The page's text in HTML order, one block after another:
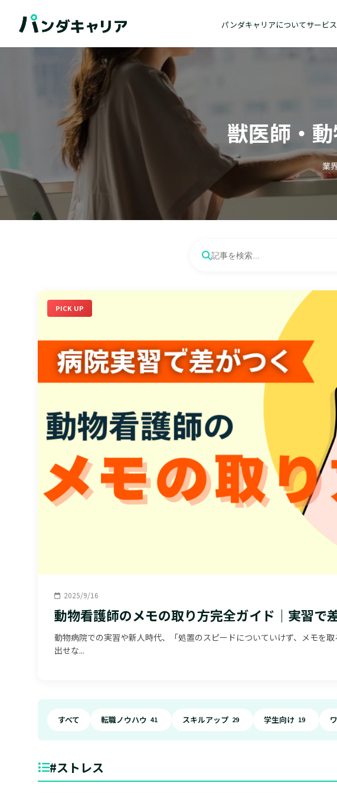
パンダキャリアについてサービ
獣医師・
業
PICK UP
2025/9/16
動物看護師のメモの取り方完全ガイド｜実習で
動物病院での実習や新人時代、「処置のスピードについていけず、メモを
出せな...
すべて 転職ノウハウ 41 スキルアップ 29 学生向け 19
#ストレス